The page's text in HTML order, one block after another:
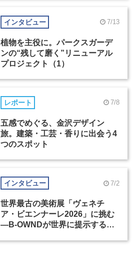
インタビュー 7/13
植物を主役に。パークスガーデ
ンの“残して磨く”リニューアル
プロジェクト（1）
レポート 7/8
五感でめぐる、金沢デザイン
旅。建築・工芸・香りに出会う4
つのスポット
インタビュー 7/2
世界最古の美術展「ヴェネチ
ア・ビエンナーレ2026」に挑む
―B-OWNDが世界に提示する美